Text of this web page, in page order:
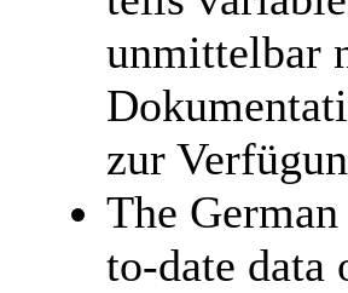
unmittelbar
zur
The
to-date data